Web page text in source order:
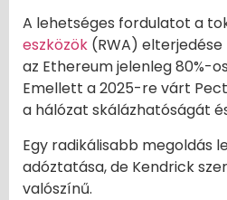
A lehetséges fordulatot a
eszközök (RWA)
az Ethereum jelenleg 80%-
Emellett a 2025-re várt
a hálózat skálázhatóságát
Egy radikálisabb megoldás
adóztatása, de Kendrick
valószínű.